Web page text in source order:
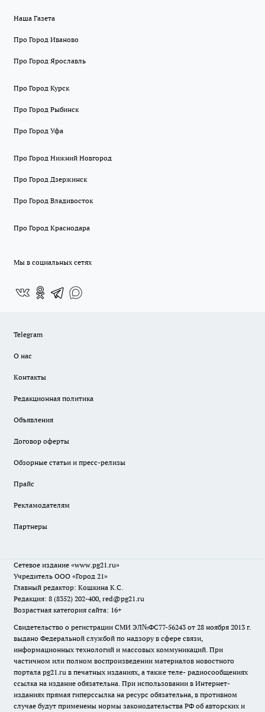
Наша Газета
Про Город Иваново
Про Город Ярославль
Про Город Курск
Про Город Рыбинск
Про Город Уфа
Про Город Нижний Новгород
Про Город Дзержинск
Про Город Владивосток
Про Город Краснодара
Мы в социальных сетях
Telegram
О нас
Контакты
Редакционная политика
Объявления
Договор оферты
Обзорные статьи и пресс-релизы
Прайс
Рекламодателям
Партнеры
Сетевое издание «www.pg21.ru»
Учредитель ООО «Город 21»
Главный редактор: Кошкина К.С.
Редакция: 8 (8352) 202-400, red@pg21.ru
Возрастная категория сайта: 16+
Свидетельство о регистрации СМИ ЭЛ№ФС77-56243 от 28 ноября 2013 г.
выдано Федеральной службой по надзору в сфере связи,
информационных технологий и массовых коммуникаций. При
частичном или полном воспроизведении материалов новостного
портала pg21.ru в печатных изданиях, а также теле- радиосообщениях
ссылка на издание обязательна. При использовании в Интернет-
изданиях прямая гиперссылка на ресурс обязательна, в противном
случае будут применены нормы законодательства РФ об авторских и